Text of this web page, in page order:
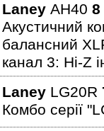
Laney AH40 8
Акустичний
балансний
канал 3: Hi-Z
Laney LG20R
Комбо серії